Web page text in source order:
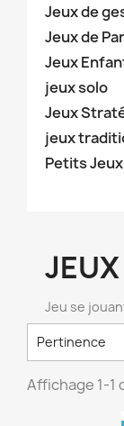
Jeux de
Jeux de
Jeux
jeux solo
Jeux
jeux
Petits Jeux
Jeu se
Pertinence
Affichage 1-1
Créer